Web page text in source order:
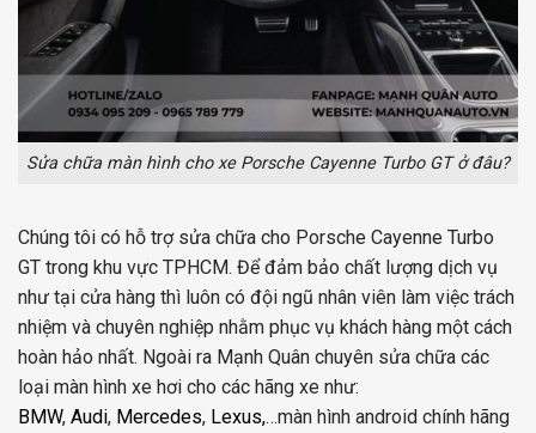
Sửa chữa màn hình cho xe Porsche Cayenne Turbo GT ở đâu?
Chúng tôi có hỗ trợ sửa chữa cho Porsche Cayenne Turbo
GT trong khu vực TPHCM. Để đảm bảo chất lượng dịch vụ
như tại cửa hàng thì luôn có đội ngũ nhân viên làm việc trách
nhiệm và chuyên nghiệp nhằm phục vụ khách hàng một cách
hoàn hảo nhất. Ngoài ra Mạnh Quân chuyên sửa chữa các
loại màn hình xe hơi cho các hãng xe như:
BMW, Audi, Mercedes, Lexus,…màn hình android chính hãng